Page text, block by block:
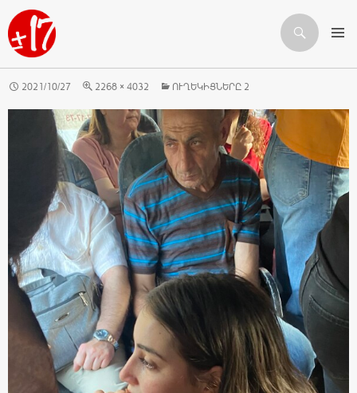
Որոնում
ԱՆՑՆԵԼ ԲՈՎԱՆԴԱԿՈՒԹՅԱՆԸ
2021/10/27 2268 × 4032 ՈՒՂԵԿԻՑՆԵՐԸ 2